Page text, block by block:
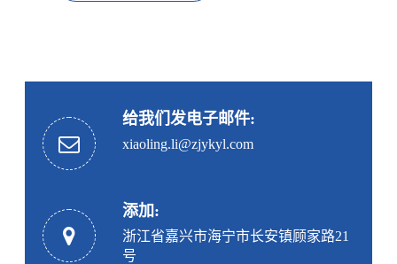
给我们发电子邮件:
xiaoling.li@zjykyl.com
添加:
浙江省嘉兴市海宁市长安镇顾家路21
号